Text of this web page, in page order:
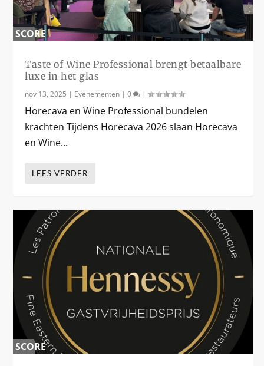
SCORE
%
Taste of Wine Professional brengt betaalbare
luxe in het glas
nov 13, 2025 | Evenementen |0 |
Horecava en Wine Professional bundelen
krachten Tijdens Horecava 2026 slaan Horecava
en Wine...
LEES VERDER
SCORE